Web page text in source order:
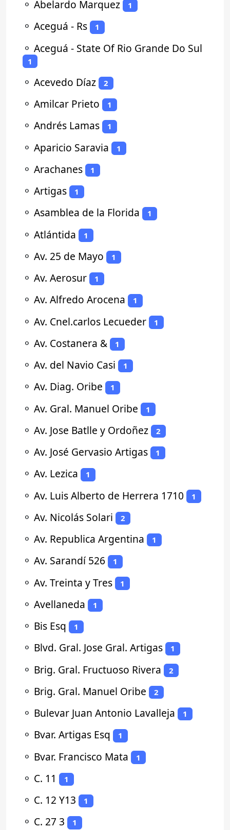
⚬ Abelardo Marquez 1
⚬ Aceguá - Rs 1
⚬ Aceguá - State Of Rio Grande Do Sul
1
⚬ Acevedo Díaz 2
⚬ Amilcar Prieto 1
⚬ Andrés Lamas 1
⚬ Aparicio Saravia 1
⚬ Arachanes 1
⚬ Artigas 1
⚬ Asamblea de la Florida 1
⚬ Atlántida 1
⚬ Av. 25 de Mayo 1
⚬ Av. Aerosur 1
⚬ Av. Alfredo Arocena 1
⚬ Av. Cnel.carlos Lecueder 1
⚬ Av. Costanera & 1
⚬ Av. del Navio Casi 1
⚬ Av. Diag. Oribe 1
⚬ Av. Gral. Manuel Oribe 1
⚬ Av. Jose Batlle y Ordoñez 2
⚬ Av. José Gervasio Artigas 1
⚬ Av. Lezica 1
⚬ Av. Luis Alberto de Herrera 1710 1
⚬ Av. Nicolás Solari 2
⚬ Av. Republica Argentina 1
⚬ Av. Sarandí 526 1
⚬ Av. Treinta y Tres 1
⚬ Avellaneda 1
⚬ Bis Esq 1
⚬ Blvd. Gral. Jose Gral. Artigas 1
⚬ Brig. Gral. Fructuoso Rivera 2
⚬ Brig. Gral. Manuel Oribe 2
⚬ Bulevar Juan Antonio Lavalleja 1
⚬ Bvar. Artigas Esq 1
⚬ Bvar. Francisco Mata 1
⚬ C. 11 1
⚬ C. 12 Y13 1
⚬ C. 27 3 1